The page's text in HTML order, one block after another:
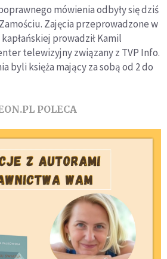
mówienia odbyły się dziś
Zajęcia przeprowadzone w
prowadził Kamil
telewizyjny związany z TVP Info.
byli księża mający za sobą od 2 do
POLECA